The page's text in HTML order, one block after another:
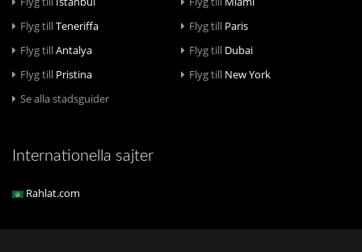
Flyg tillTeneriffa Flyg till Paris
Flyg tillAntalya Flyg till Dubai
Flyg till Pristina Flyg till New York
Se alla stadsguider
Internationella sajter
Rahlat.com